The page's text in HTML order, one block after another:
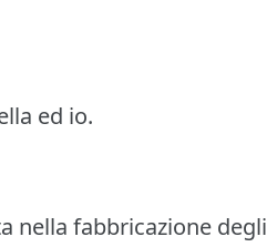
ed io.
nella fabbricazione degli